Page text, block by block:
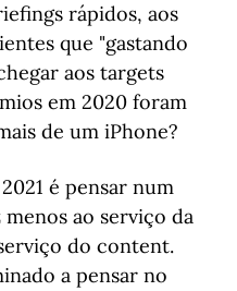
rápidos, aos
que "gastando
aos targets
em 2020 foram
de um iPhone?
é pensar num
ao serviço da
do content.
a pensar no